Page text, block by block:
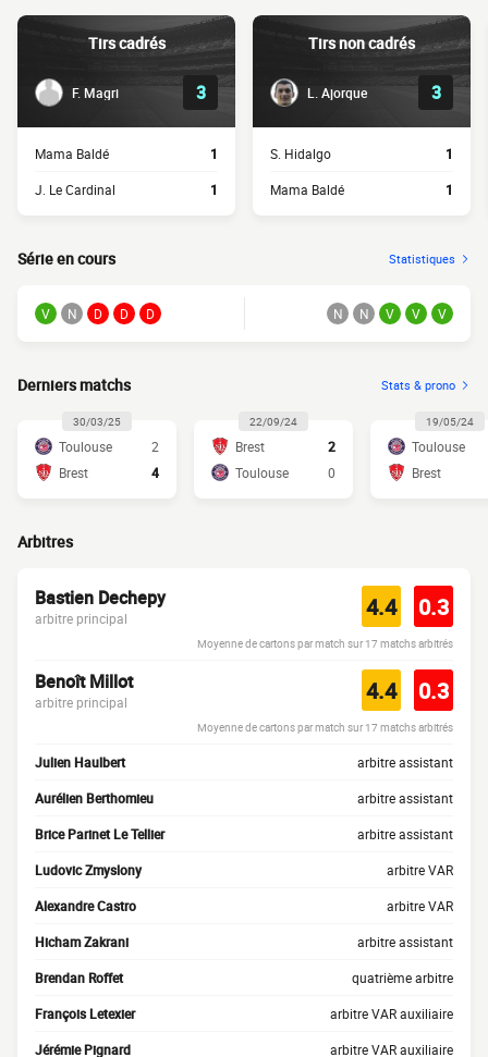
Tirs cadrés
F. Magri 3
Mama Baldé 1
J. Le Cardinal 1
Tirs non cadrés
L. Ajorque 3
S. Hidalgo 1
Mama Baldé 1
Série en cours Statistiques
V N D D D N N V V V
Derniers matchs Stats & prono
30/03/25
Toulouse
2
Brest
4
22/09/24
Brest
2
Toulouse
0
19/05/24
Toulouse
Brest
Arbitres
Bastien Dechepy
arbitre principal 4.4 0.3
Moyenne de cartons par match sur 17 matchs arbitrés
Benoît Millot
arbitre principal 4.4 0.3
Moyenne de cartons par match sur 17 matchs arbitrés
Julien Haulbert arbitre assistant
Aurélien Berthomieu arbitre assistant
Brice Parinet Le Tellier arbitre assistant
Ludovic Zmyslony arbitre VAR
Alexandre Castro arbitre VAR
Hicham Zakrani arbitre assistant
Brendan Roffet quatrième arbitre
François Letexier arbitre VAR auxiliaire
Jérémie Pignard arbitre VAR auxiliaire